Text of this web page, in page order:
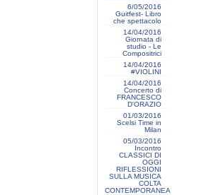
6/05/2016
Guitfest- Libro
che spettacolo
14/04/2016
Giornata di
studio - Le
Compositrici
14/04/2016
#VIOLINI
14/04/2016
Concerto di
FRANCESCO
D'ORAZIO
01/03/2016
Scelsi Time in
Milan
05/03/2016
Incontro
CLASSICI DI
OGGI
RIFLESSIONI
SULLA MUSICA
COLTA
CONTEMPORANEA